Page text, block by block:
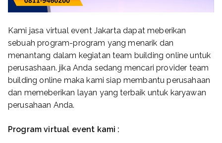
Kami jasa virtual event Jakarta dapat meberikan
sebuah program-program yang menarik dan
menantang dalam kegiatan team building online untuk
perusashaan. jika Anda sedang mencari provider team
building online maka kami siap membantu perusahaan
dan memeberikan layan yang terbaik untuk karyawan
perusahaan Anda.
Program virtual event kami :